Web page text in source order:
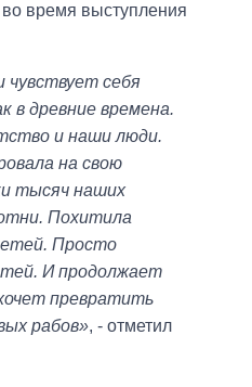
во время выступления
чувствует себя
в древние времена.
и наши люди.
на свою
тысяч наших
Похитила
Просто
И продолжает
превратить
рабов», - отметил